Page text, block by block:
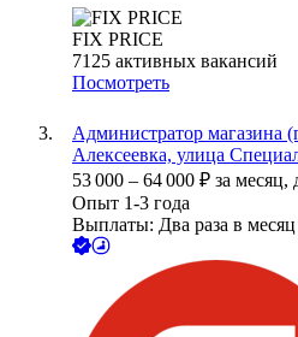
FIX PRICE
7125 активных вакансий
Посмотреть
Администратор магазина
Алексеевка, улица
53 000 – 64 000 ₽ за месяц,
Опыт 1-3 года
Выплаты: Два раза в месяц